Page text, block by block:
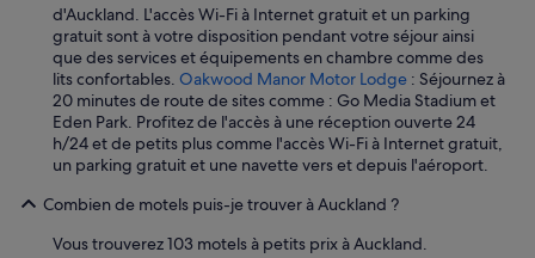
d'Auckland. L'accès Wi-Fi à Internet gratuit et un parking
gratuit sont à votre disposition pendant votre séjour ainsi
que des services et équipements en chambre comme des
lits confortables. Oakwood Manor Motor Lodge : Séjournez à
20 minutes de route de sites comme : Go Media Stadium et
Eden Park. Profitez de l'accès à une réception ouverte 24
h/24 et de petits plus comme l'accès Wi-Fi à Internet gratuit,
un parking gratuit et une navette vers et depuis l'aéroport.
Combien de motels puis-je trouver à Auckland ?
Vous trouverez 103 motels à petits prix à Auckland.